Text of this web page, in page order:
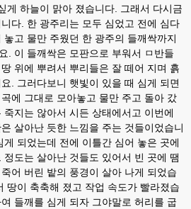
게 하늘이 맑아 졌습니다. 그래서 다시금
다. 한 광주리는 모두 심었고 전에 심다
고 물만 주웠던 한 광주의 들깨싹까지
. 이 들깨싹은 모판으로 부워서 ㅁ반들
위에 뿌려서 뿌리들은 잘 떼어 지며 흙
. 그러다보니 햇빛이 있을 때 심게 되면
에 그대로 모아놓고 물만 주고 돌아 갔
지는 않아서 시든 상태에서고 이번에
살아난 듯한 느낌을 주는 것들이었습니
되었는데 전에 이틀간 심어 놓은 곳에
도는 살아난 것들도 있어서 빈 곳에 땜
어 버린 밭의 풍경이 살아 나게 되었습
땅이 축축해 졌고 작업 속도가 빨라졌습
들깨를 심게 되자 그야말로 허리를 굽